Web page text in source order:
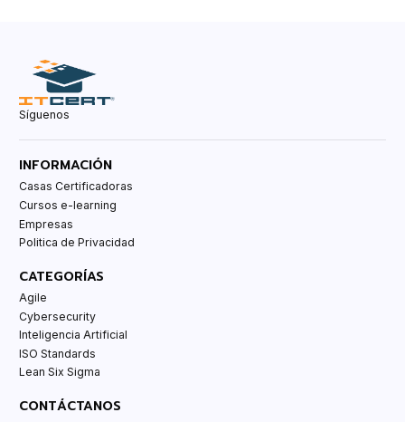
Síguenos
INFORMACIÓN
Casas Certificadoras
Cursos e-learning
Empresas
Politica de Privacidad
CATEGORÍAS
Agile
Cybersecurity
Inteligencia Artificial
ISO Standards
Lean Six Sigma
CONTÁCTANOS